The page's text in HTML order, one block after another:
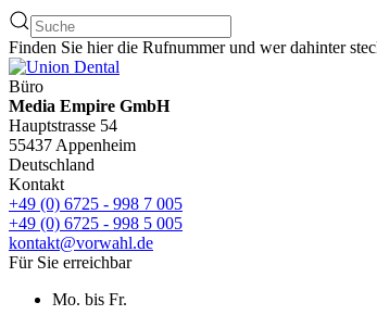
Finden Sie hier die Rufnummer und wer dahinter
Büro
Media Empire GmbH
Hauptstrasse 54
55437 Appenheim
Deutschland
Kontakt
+49 (0) 6725 - 998 7 005
+49 (0) 6725 - 998 5 005
kontakt@vorwahl.de
Für Sie erreichbar
Mo. bis Fr.